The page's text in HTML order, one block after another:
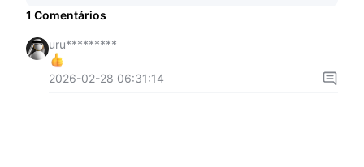
1 Comentários
uru*********
2026-02-28 06:31:14